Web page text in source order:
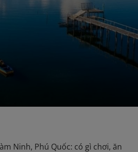
Ninh, Phú Quốc: có gì chơi, ăn